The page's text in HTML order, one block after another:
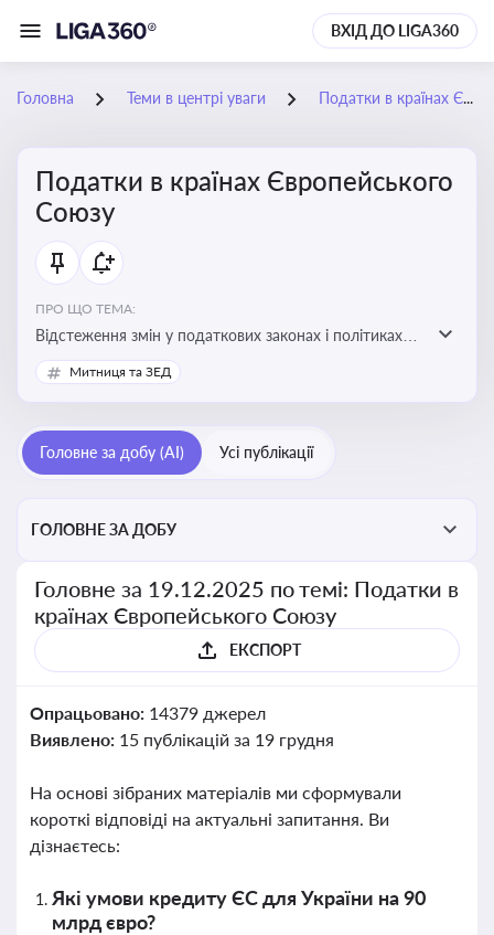
ВХІД ДО LIGA360
Головна Теми в центрі уваги Податки в країнах Європейського Союзу
Податки в країнах Європейського
Союзу
ПРО ЩО ТЕМА:
Відстеження змін у податкових законах і політиках
країн ЄС. Моніторинг кейсів, що впливають на бізнес-
процеси та фінансову звітність
Митниця та ЗЕД
Головне за добу (AI) Усі публікації
ГОЛОВНЕ ЗА ДОБУ
Головне за 19.12.2025 по темі: Податки в
країнах Європейського Союзу
ЕКСПОРТ
Опрацьовано: 14379 джерел
Виявлено: 15 публікацій за 19 грудня
На основі зібраних матеріалів ми сформували
короткі відповіді на актуальні запитання. Ви
дізнаєтесь:
Які умови кредиту ЄС для України на 90
млрд євро?